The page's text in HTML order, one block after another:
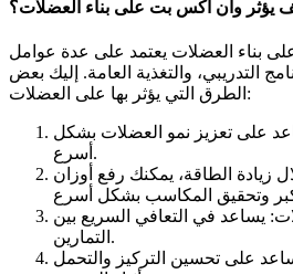
يؤثر وان اكس بت على بناء العضلات؟
بناء العضلات يعتمد على عدة عوامل
التدريبي، والتغذية العامة. إليك بعض
الطرق التي يؤثر بها على العضلات:
على تعزيز نمو العضلات بشكل
أسرع.
زيادة الطاقة، يمكنك رفع أوزان
يساعد في التعافي السريع بين
التمارين.
على تحسين التركيز والتحمل